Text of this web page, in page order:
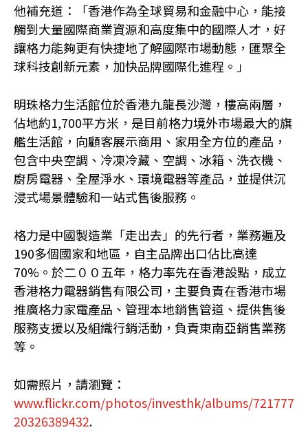
他補充道：「香港作為全球貿易和金融中心，能接
觸到大量國際商業資源和高度集中的國際人才，好
讓格力能夠更有快捷地了解國際市場動態，匯聚全
球科技創新元素，加快品牌國際化進程。」
明珠格力生活館位於香港九龍長沙灣，樓高兩層，
佔地約1,700平方米，是目前格力境外市場最大的旗
艦生活館，向顧客展示商用、家用全方位的產品，
包含中央空調、冷凍冷藏、空調、冰箱、洗衣機、
廚房電器、全屋淨水、環境電器等產品，並提供沉
浸式場景體驗和一站式售後服務。
格力是中國製造業「走出去」的先行者，業務遍及
190多個國家和地區，自主品牌出口佔比高達
70%。於二００五年，格力率先在香港設點，成立
香港格力電器銷售有限公司，主要負責在香港市場
推廣格力家電產品、管理本地銷售管道、提供售後
服務支援以及組織行銷活動，負責東南亞銷售業務
等。
如需照片，請瀏覽：
www.flickr.com/photos/investhk/albums/721777
20326389432.